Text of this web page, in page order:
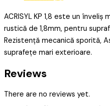
ACRISYL KP 1,8 este un
rustică de 1,8mm, pentru
Rezistență mecanică sporită,
suprafețe mari exterioare.
Reviews
There are no reviews yet.